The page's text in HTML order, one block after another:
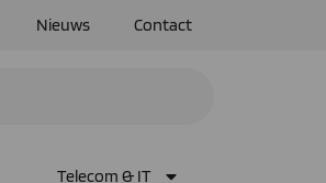
Nieuws Contact
Telecom & IT